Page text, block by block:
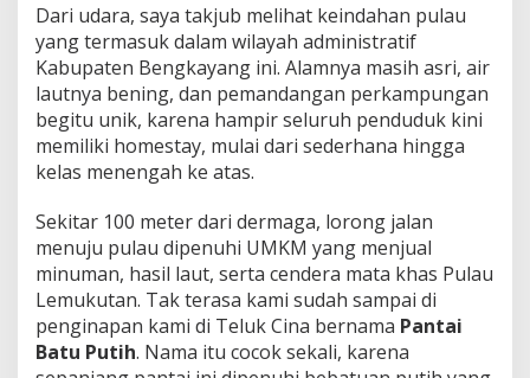
Dari udara, saya takjub melihat keindahan pulau
yang termasuk dalam wilayah administratif
Kabupaten Bengkayang ini. Alamnya masih asri, air
lautnya bening, dan pemandangan perkampungan
begitu unik, karena hampir seluruh penduduk kini
memiliki homestay, mulai dari sederhana hingga
kelas menengah ke atas.
Sekitar 100 meter dari dermaga, lorong jalan
menuju pulau dipenuhi UMKM yang menjual
minuman, hasil laut, serta cendera mata khas Pulau
Lemukutan. Tak terasa kami sudah sampai di
penginapan kami di Teluk Cina bernama Pantai
Batu Putih. Nama itu cocok sekali, karena